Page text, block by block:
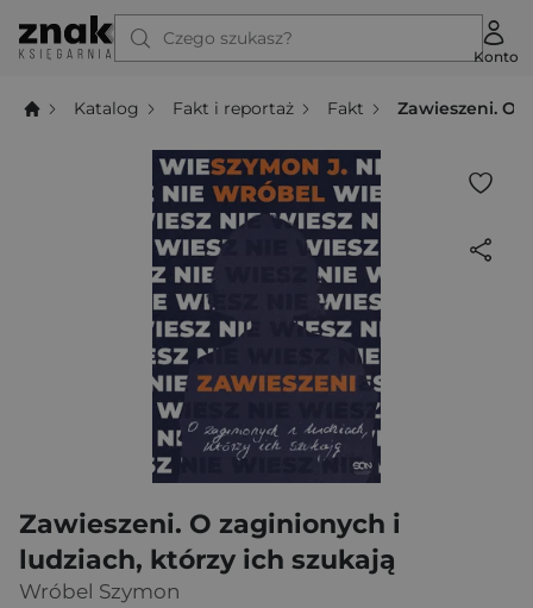
Czego szukasz?
Konto
Katalog Fakt i reportaż Fakt Zawieszeni. O
Zawieszeni. O zaginionych i
ludziach, którzy ich szukają
Wróbel Szymon